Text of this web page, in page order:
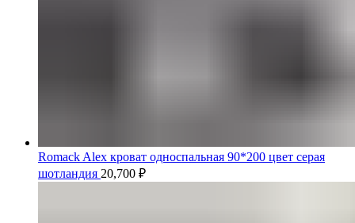
Romack Alex кроват односпальная 90*200 цвет серая
шотландия 20,700 ₽